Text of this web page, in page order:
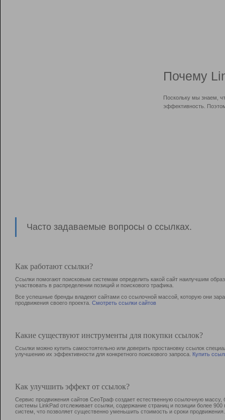
Почему
Поскольку мы знаем,
эффективность.
Часто задаваемые вопросы о ссылках.
Как работают ссылки?
Ссылки помогают поисковым системам определить какой сайт наилучшим
участвовать в раcпределении позиций и поискового трафика.
Все успешные бренды владеют сайтами со ссылочной массой, которую они
продвижения своего проекта. Смотреть ссылки сайтов
Какие существуют инструменты для покупки ссылок?
Ссылки можно купить самостоятельно или доверить простановку ссылок
улучшению их эффективности для конкретного поискового запроса. Купить
Как улучшить эффект от ссылок?
Сервис продвижения сайтов СеоТраф создает естественную ссылочную
системы LinkPad отслеживает ссылки, содержание страниц и позиции более
систем, что позволяет существенно уменьшить стоимость и сроки продвижения.